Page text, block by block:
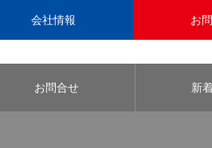
会社情報 お
お問合せ 新